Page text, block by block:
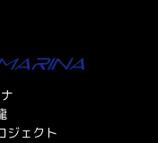
ナ
ジェクト